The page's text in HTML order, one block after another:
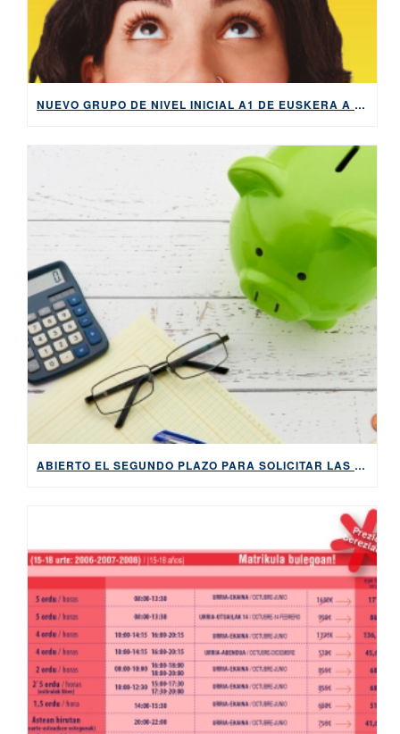
NUEVO GRUPO DE NIVEL INICIAL A1 DE EUSKERA A PARTIR DEL 3 DE NOVIEMBRE: ¡ABIERTA MATRÍCULA!
ABIERTO EL SEGUNDO PLAZO PARA SOLICITAR LAS SUBVENCIONES DE HABE